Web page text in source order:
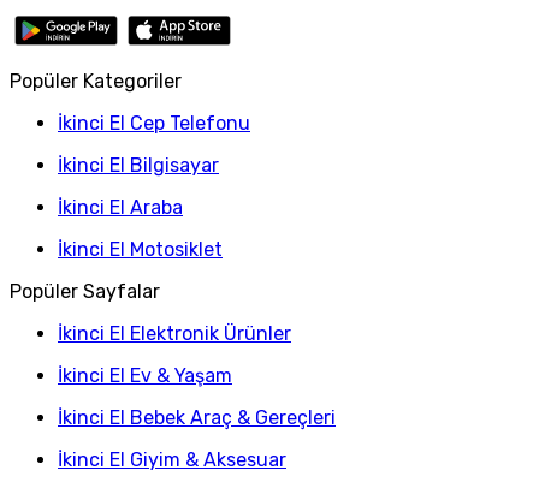
Popüler Kategoriler
İkinci El Cep Telefonu
İkinci El Bilgisayar
İkinci El Araba
İkinci El Motosiklet
Popüler Sayfalar
İkinci El Elektronik Ürünler
İkinci El Ev & Yaşam
İkinci El Bebek Araç & Gereçleri
İkinci El Giyim & Aksesuar